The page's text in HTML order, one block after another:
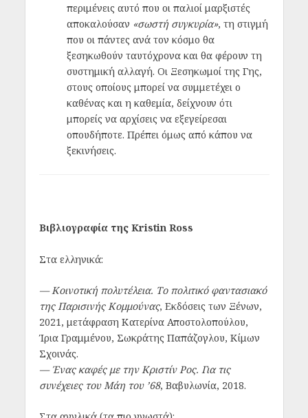
περιμένεις αυτό που οι παλιοί μαρξιστές
αποκαλούσαν «σωστή συγκυρία», τη στιγμή
που οι πάντες ανά τον κόσμο θα
ξεσηκωθούν ταυτόχρονα και θα φέρουν τη
συστημική αλλαγή. Οι Ξεσηκωμοί της Γης,
στους οποίους μπορεί να συμμετέχει ο
καθένας και η καθεμία, δείχνουν ότι
μπορείς να αρχίσεις να εξεγείρεσαι
οπουδήποτε. Πρέπει όμως από κάπου να
ξεκινήσεις.
Βιβλιογραφία της Kristin Ross
Στα ελληνικά:
— Κοινοτική πολυτέλεια. Το πολιτικό φαντασιακό
της Παρισινής Κομμούνας, Εκδόσεις των Ξένων,
2021, μετάφραση Κατερίνα Αποστολοπούλου,
Ίρια Γραμμένου, Σωκράτης Παπάζογλου, Κίμων
Σχοινάς.
— Ένας καφές με την Κριστίν Ρος. Για τις
συνέχειες του Μάη του ’68, Βαβυλωνία, 2018.